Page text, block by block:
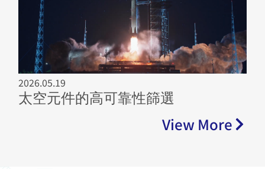
2026.05.19
太空元件的高可靠性篩選
View More